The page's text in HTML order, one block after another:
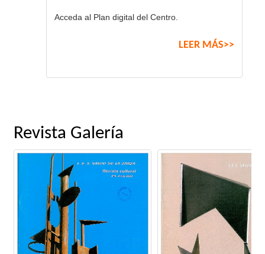
Acceda al Plan digital del Centro.
LEER MÁS>>
Revista Galería